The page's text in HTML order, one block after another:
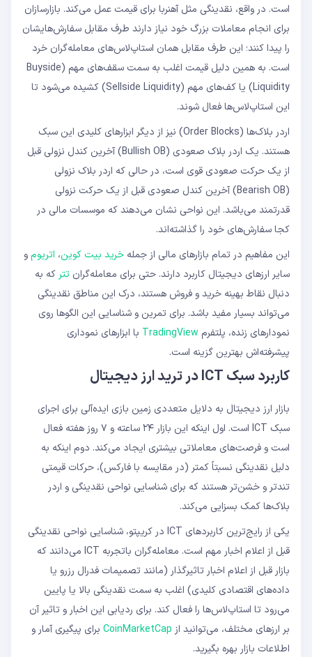
است. در واقع، نقدینگی مثل آهنربا برای قیمت عمل می‌کند. بازارسازان
برای انجام معاملات بزرگ خود نیاز دارند طرف مقابل سفارش‌هایشان
را پیدا کنند؛ این طرف مقابل همان استاپ‌لاس‌های معامله‌گران خرد
است. به همین دلیل قیمت اغلب به سمت سقف‌های مهم (Buyside
Liquidity) یا کف‌های مهم (Sellside Liquidity) کشیده می‌شود تا
این استاپ‌لاس‌ها فعال شوند.
اردر بلاک‌ها (Order Blocks) نیز از دیگر ابزارهای کلیدی این سبک
هستند. یک اردر بلاک صعودی (Bullish OB) آخرین کندل نزولی قبل
از یک حرکت صعودی قوی است، در حالی که اردر بلاک نزولی
(Bearish OB) آخرین کندل صعودی قبل از یک حرکت نزولی
قدرتمند می‌باشد. این نواحی نشان می‌دهند که موسسات مالی در
کجا سفارش‌های خود را گذاشته‌اند.
این مفاهیم در تمام بازارهای مالی از جمله خرید بیت کوین، اتریومو
سایر ارزهای دیجیتال کاربرد دارند. حتی برای معامله‌گران تتر که به
دنبال نقاط بهینه خرید و فروش هستند، درک این مناطق نقدینگی
می‌تواند بسیار مفید باشد. برای تمرین و شناسایی این الگوها روی
نمودارهای زنده، پلتفرم TradingView با ابزارهای نموداری
پیشرفته‌اش بهترین گزینه است.
کاربرد سبک ICT در ترید ارز دیجیتال
بازار ارز دیجیتال به دلایل متعددی زمین بازی ایده‌آلی برای اجرای
سبک ICT است. اول اینکه این بازار ۲۴ ساعته و ۷ روز هفته فعال
است و فرصت‌های معاملاتی بیشتری ایجاد می‌کند. دوم اینکه به
دلیل نقدینگی نسبتاً کمتر (در مقایسه با فارکس)، حرکات قیمتی
تندتر و خشن‌تر هستند که برای شناسایی نواحی نقدینگی و اردر
بلاک‌ها کمک بسزایی می‌کند.
یکی از رایج‌ترین کاربردهای ICT در کریپتو، شناسایی نواحی نقدینگی
قبل از اعلام اخبار مهم است. معامله‌گران باتجربه ICT می‌دانند که
بازار قبل از اعلام اخبار تاثیرگذار (مانند تصمیمات فدرال رزرو یا
داده‌های اقتصادی کلیدی) اغلب به سمت نقدینگی بالا یا پایین
می‌رود تا استاپ‌لاس‌ها را فعال کند. برای ردیابی این اخبار و تاثیر آن
بر ارزهای مختلف، می‌توانید از CoinMarketCap برای پیگیری آمار و
اطلاعات بازار بهره بگیرید.